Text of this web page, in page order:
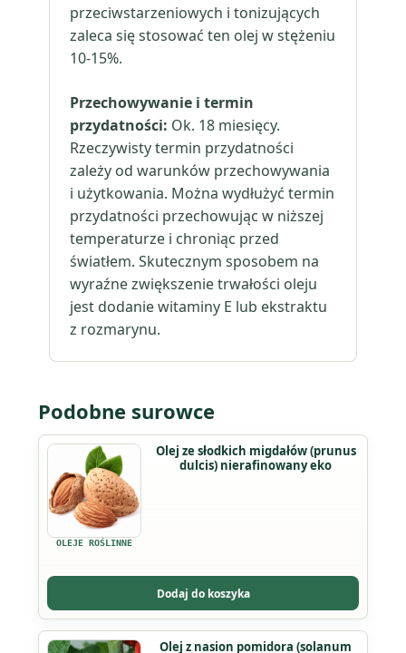
przeciwstarzeniowych i tonizujących
zaleca się stosować ten olej w stężeniu
10-15%.
Przechowywanie i termin
przydatności: Ok. 18 miesięcy.
Rzeczywisty termin przydatności
zależy od warunków przechowywania
i użytkowania. Można wydłużyć termin
przydatności przechowując w niższej
temperaturze i chroniąc przed
światłem. Skutecznym sposobem na
wyraźne zwiększenie trwałości oleju
jest dodanie witaminy E lub ekstraktu
z rozmarynu.
Podobne surowce
OLEJE ROŚLINNE
Olej ze słodkich migdałów (prunus
dulcis) nierafinowany eko
Dodaj do koszyka
Ten
produkt
ma
wiele
wariantów.
można
wybrać
na
Olej z nasion pomidora (solanum
Ten